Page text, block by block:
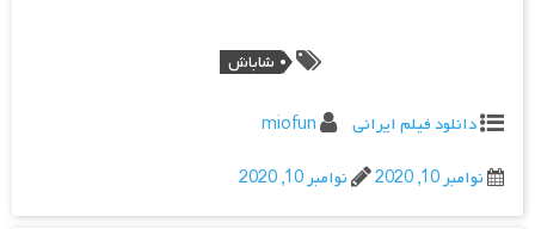
شاباش
دانلود فیلم ایرانی
miofun
نوامبر 10, 2020
نوامبر 10, 2020